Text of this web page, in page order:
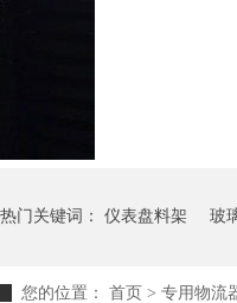
热门关键词： 仪表盘料架 玻
您的位置： 首页 > 专用物流